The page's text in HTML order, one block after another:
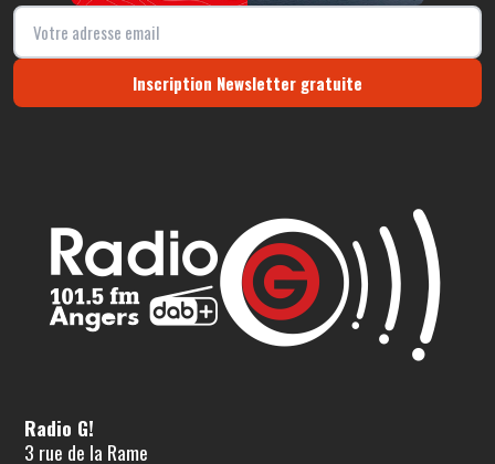
Inscription Newsletter gratuite
Radio G!
3 rue de la Rame